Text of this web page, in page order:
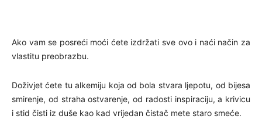
Ako vam se posreći moći ćete izdržati sve ovo i naći način za
vlastitu preobrazbu.
Doživjet ćete tu alkemiju koja od bola stvara ljepotu, od bijesa
smirenje, od straha ostvarenje, od radosti inspiraciju, a krivicu
i stid čisti iz duše kao kad vrijedan čistač mete staro smeće.